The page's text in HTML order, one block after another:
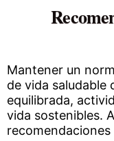
Mantener un
de vida saludable
equilibrada,
vida sostenibles.